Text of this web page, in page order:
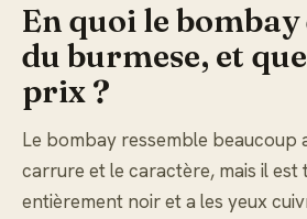
En quoi le
du burmese, et
prix ?
Le bombay ressemble beaucoup
carrure et le caractère, mais il est
entièrement noir et a les yeux